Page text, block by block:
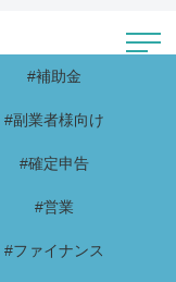
#補助金
#副業者様向け
#確定申告
#営業
#ファイナンス